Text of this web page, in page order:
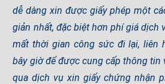
dễ dàng xin được giấy phép một
giản nhất, đặc biệt hơn phí giá dịch
mất thời gian công sức đi lại, liên
bây giờ để được cung cấp thông tin
qua dịch vụ xin giấy chứng nhận